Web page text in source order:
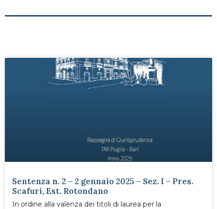
Sentenza n. 2 – 2 gennaio 2025 – Sez. I – Pres.
Scafuri, Est. Rotondano
In ordine alla valenza dei titoli di laurea per la